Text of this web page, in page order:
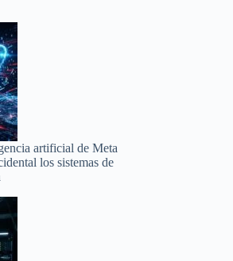
artificial de Meta
los sistemas de